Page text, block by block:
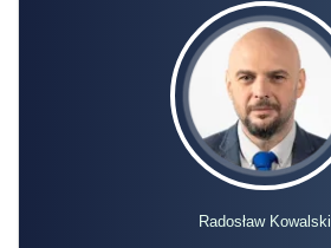
Radosław Kowalski